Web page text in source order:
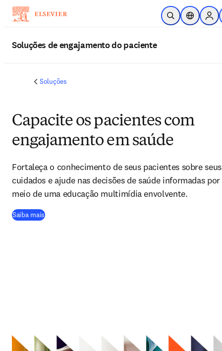
Ir para o conteúdo principal
Pesquisa aberta
Seletor de
Soluções de engajamento do paciente
Soluções
Capacite os pacientes com
engajamento em saúde
Fortaleça o conhecimento de seus pacientes sobre seus
cuidados e ajude nas decisões de saúde informadas por
meio de uma educação multimídia envolvente.
Saiba mais